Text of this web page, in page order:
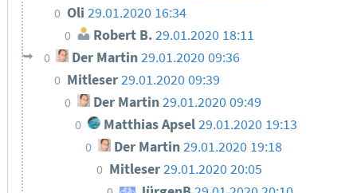
0 Oli 29.01.2020 16:34
0 Robert B.29.01.2020 18:11
0 Der Martin29.01.2020 09:36
0 Mitleser29.01.2020 09:39
0 Der Martin29.01.2020 09:49
0 Matthias Apsel29.01.2020 19:13
0 Der Martin29.01.2020 19:18
0 Mitleser29.01.2020 20:05